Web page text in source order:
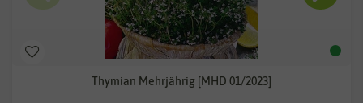
Thymian Mehrjährig [MHD 01/2023]